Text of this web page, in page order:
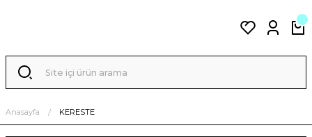
Anasayfa KERESTE